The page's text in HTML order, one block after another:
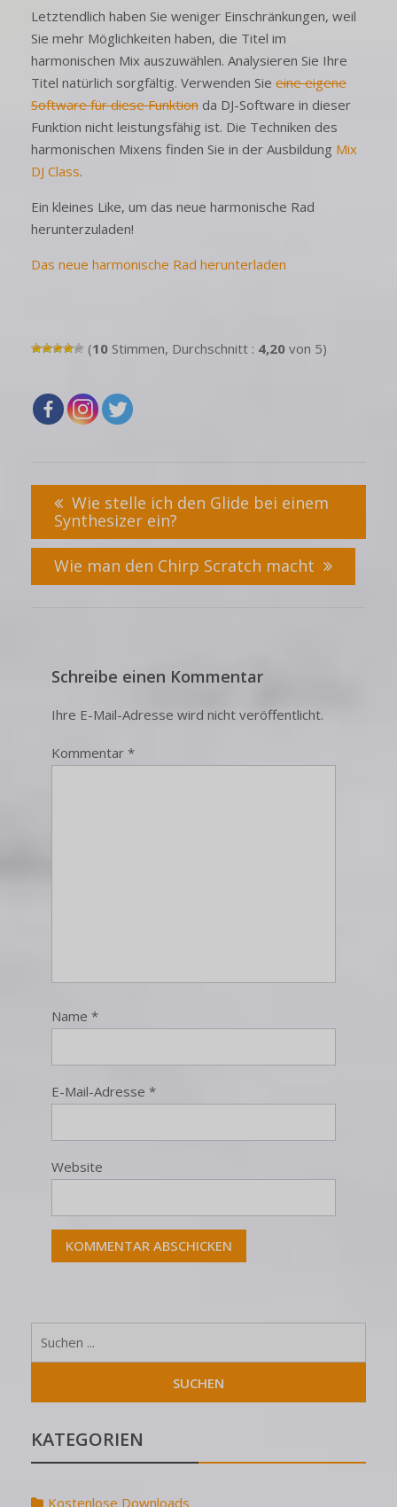
Letztendlich haben Sie weniger Einschränkungen, weil
Sie mehr Möglichkeiten haben, die Titel im
harmonischen Mix auszuwählen. Analysieren Sie Ihre
Titel natürlich sorgfältig. Verwenden Sie eine eigene
Software für diese Funktion da DJ-Software in dieser
Funktion nicht leistungsfähig ist. Die Techniken des
harmonischen Mixens finden Sie in der Ausbildung Mix
DJ Class.
Ein kleines Like, um das neue harmonische Rad
herunterzuladen!
Das neue harmonische Rad herunterladen
(10 Stimmen, Durchschnitt : 4,20 von 5)
Wie stelle ich den Glide bei einem
Synthesizer ein?
Wie man den Chirp Scratch macht
Schreibe einen Kommentar
Ihre E-Mail-Adresse wird nicht veröffentlicht.
Kommentar *
Name *
E-Mail-Adresse *
Website
KATEGORIEN
Kostenlose Downloads